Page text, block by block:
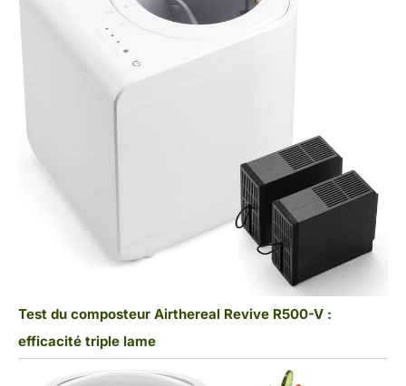
Test du composteur Airthereal Revive R500-V :
efficacité triple lame